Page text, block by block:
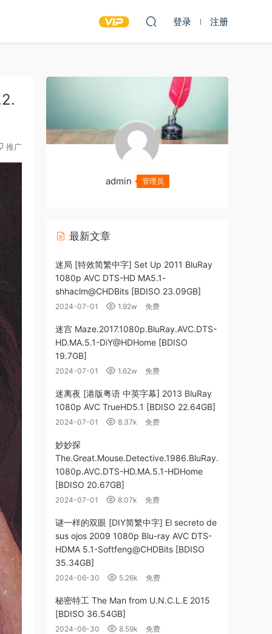
登录 注册
推广
admin 管理员
最新文章
迷局 [特效简繁中字] Set Up 2011 BluRay
1080p AVC DTS-HD MA5.1-
shhaclm@CHDBits [BDISO 23.09GB]
2024-07-01 1.92w 免费
迷宫 Maze.2017.1080p.BluRay.AVC.DTS-
HD.MA.5.1-DiY@HDHome [BDISO
19.7GB]
2024-07-01 1.62w 免费
迷离夜 [港版粤语 中英字幕] 2013 BluRay
1080p AVC TrueHD5.1 [BDISO 22.64GB]
2024-07-01 8.37k 免费
妙妙探
The.Great.Mouse.Detective.1986.BluRay.
1080p.AVC.DTS-HD.MA.5.1-HDHome
[BDISO 20.67GB]
2024-07-01 8.07k 免费
谜一样的双眼 [DIY简繁中字] El secreto de
sus ojos 2009 1080p Blu-ray AVC DTS-
HDMA 5.1-Softfeng@CHDBits [BDISO
35.34GB]
2024-06-30 5.26k 免费
秘密特工 The Man from U.N.C.L.E 2015
[BDISO 36.54GB]
2024-06-30 8.59k 免费